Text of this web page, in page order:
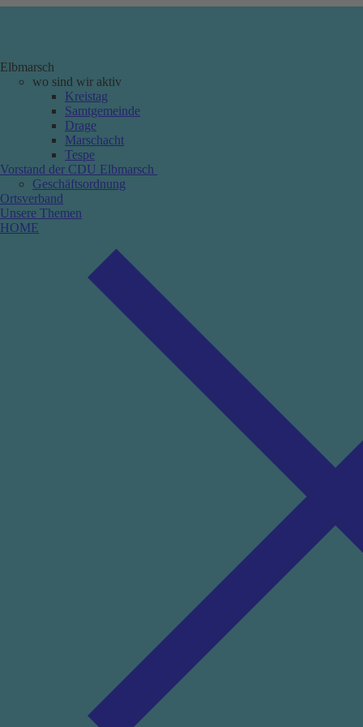
Elbmarsch
wo sind wir aktiv
Kreistag
Samtgemeinde
Drage
Marschacht
Tespe
Vorstand der CDU Elbmarsch
Geschäftsordnung
Ortsverband
Unsere Themen
HOME